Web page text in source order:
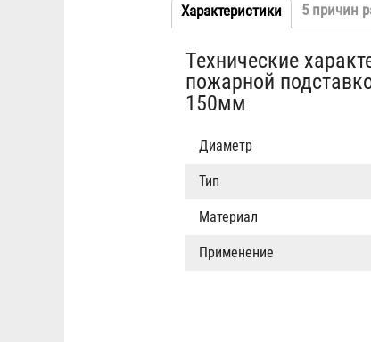
Табы
Характеристики (активная
5 причин
Технические
пожарной
150мм
Диаметр
Тип
Материал
Применение